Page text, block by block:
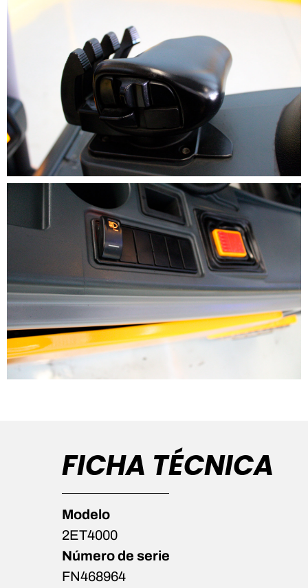
FICHA TÉCNICA
Modelo
2ET4000
Número de serie
FN468964